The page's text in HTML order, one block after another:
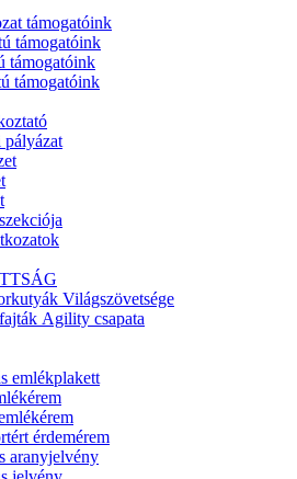
támogatóink
támogatóink
támogatóink
támogatóink
pályázat
Világszövetsége
Agility csapata
emlékplakett
érdemérem
aranyjelvény